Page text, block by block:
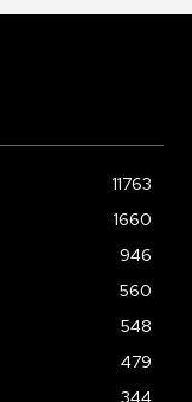
11763
1660
946
560
548
479
344